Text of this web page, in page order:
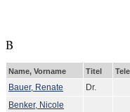
B
Name, Vorname Titel
Bauer, Renate
Dr.
Benker, Nicole